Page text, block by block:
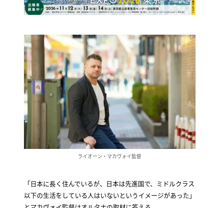
ライオーン・マカヴォイ監督
「日本に長く住んでいるが、日本は先進国で、ミドルクラス
以下の生活をしている人はいないというイメージがあった」